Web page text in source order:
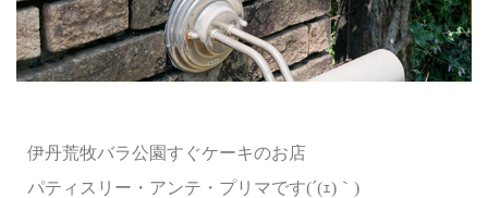
伊丹荒牧バラ公園すぐケーキのお店
パティスリー・アンテ・プリマです(´(ｪ)｀)